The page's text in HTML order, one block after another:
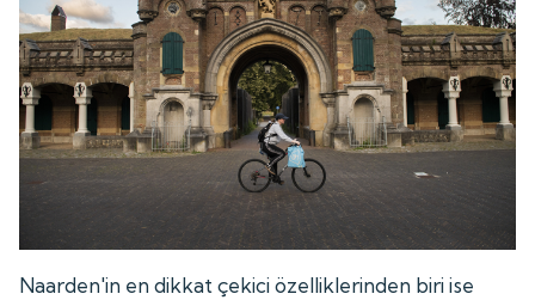
Naarden'in en dikkat çekici özelliklerinden biri ise